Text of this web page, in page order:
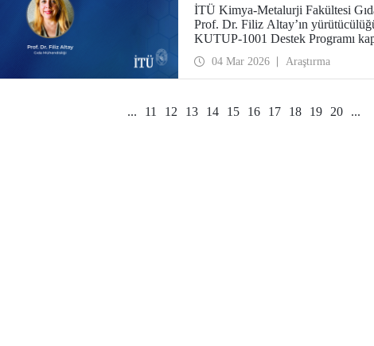
İTÜ Kimya-Metalurji Fakültesi
Prof. Dr. Filiz Altay’ın
KUTUP-1001 Destek Programı
04 Mar 2026 Araştırma
... 11 12 13 14 15 16 17 18 19 20 ...